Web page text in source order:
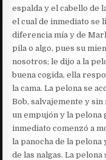
espalda y el cabello de
el cual de inmediato se
diferencia mía y de
pila o algo, pues su
nosotros; le dijo a la
buena cogida, ella
la cama. La pelona se
Bob, salvajemente y
un empujón y la pelona
inmediato comenzó a
la panocha de la
de las nalgas. La